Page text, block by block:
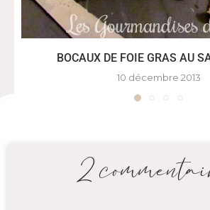
BOCAUX DE FOIE GRAS AU
10 décembre 2013
2